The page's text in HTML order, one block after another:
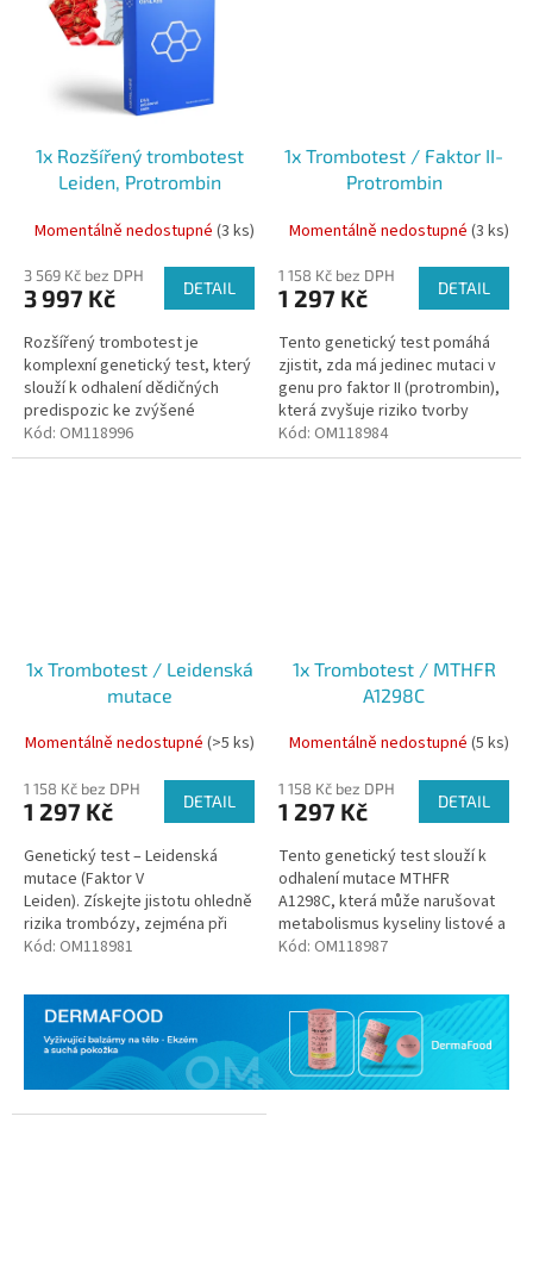
1x Rozšířený trombotest
Leiden, Protrombin
Momentálně nedostupné (3 ks)
3 569 Kč bez DPH
3 997 Kč DETAIL
Rozšířený trombotest je
komplexní genetický test, který
slouží k odhalení dědičných
predispozic ke zvýšené
srážlivosti krve, tzv. trombofilii.
Kód: OM118996
1x Trombotest / Faktor II-
Protrombin
Momentálně nedostupné (3 ks)
1 158 Kč bez DPH
1 297 Kč DETAIL
Tento genetický test pomáhá
zjistit, zda má jedinec mutaci v
genu pro faktor II (protrombin),
která zvyšuje riziko tvorby
krevních sraženin (trombózy).
Kód: OM118984
1x Trombotest / Leidenská
mutace
Momentálně nedostupné (>5 ks)
1 158 Kč bez DPH
1 297 Kč DETAIL
Genetický test – Leidenská
mutace (Faktor V
Leiden). Získejte jistotu ohledně
rizika trombózy, zejména při
užívání hormonální
Kód: OM118981
1x Trombotest / MTHFR
A1298C
Momentálně nedostupné (5 ks)
1 158 Kč bez DPH
1 297 Kč DETAIL
Tento genetický test slouží k
odhalení mutace MTHFR
A1298C, která může narušovat
metabolismus kyseliny listové a
zvyšovat hladinu homocysteinu
Kód: OM118987